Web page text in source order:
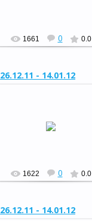
1661 0 0.0
26.12.11 - 14.01.12
«Сохраним живую ель»
1622 0 0.0
26.12.11 - 14.01.12